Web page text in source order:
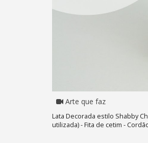
Arte que faz
Lata Decorada estilo Shabby
utilizada) - Fita de cetim -